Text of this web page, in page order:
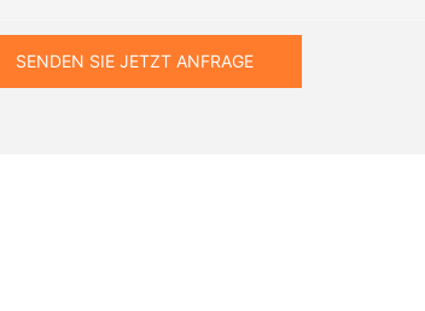
SENDEN SIE JETZT ANFRAGE